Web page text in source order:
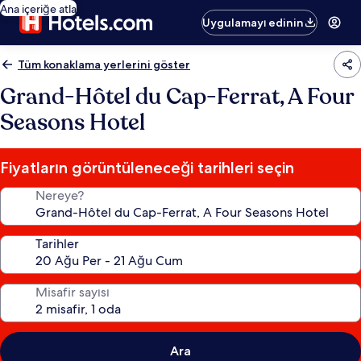
Ana içeriğe atla
Uygulamayı edinin
Tüm konaklama yerlerini göster
Grand-Hôtel du Cap-Ferrat, A Four
Seasons Hotel
Fiyatların görüntüleneceği tarihleri seçin
Nereye?
Tarihler
Misafir sayısı
Ara